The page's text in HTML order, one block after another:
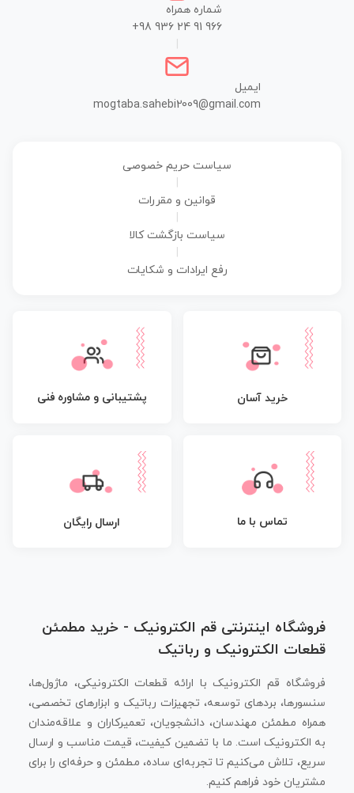
شماره همراه
+98 936 24 91 966
ایمیل
mogtaba.sahebi2009@gmail.com
سیاست حریم خصوصی
قوانین و مقررات
سیاست بازگشت کالا
رفع ایرادات و شکایات
خرید آسان پشتیبانی و مشاوره فنی
تماس با ما ارسال رایگان
فروشگاه اینترنتی قم الکترونیک - خرید مطمئن
قطعات الکترونیک و رباتیک
فروشگاه قم الکترونیک با ارائه قطعات الکترونیکی، ماژول‌ها،
سنسورها، بردهای توسعه، تجهیزات رباتیک و ابزارهای تخصصی،
همراه مطمئن مهندسان، دانشجویان، تعمیرکاران و علاقه‌مندان
به الکترونیک است. ما با تضمین کیفیت، قیمت مناسب و ارسال
سریع، تلاش می‌کنیم تا تجربه‌ای ساده، مطمئن و حرفه‌ای را برای
مشتریان خود فراهم کنیم.